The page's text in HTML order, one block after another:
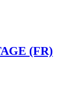
(FR)